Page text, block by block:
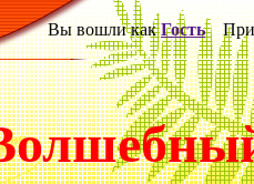
Вы вошли как Гость